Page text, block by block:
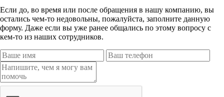
Если до, во время или после обращения в нашу компанию, вы
остались чем-то недовольны, пожалуйста, заполните данную
форму. Даже если вы уже ранее общались по этому вопросу с
кем-то из наших сотрудников.